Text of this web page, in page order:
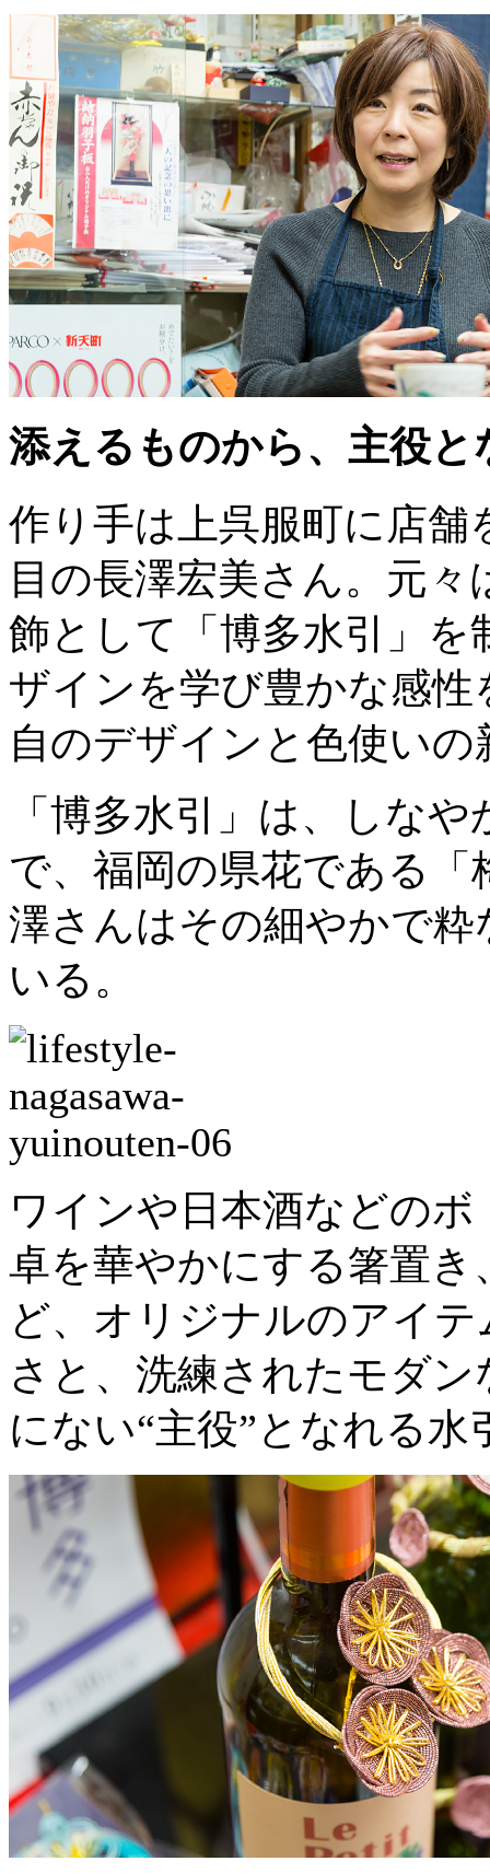
添えるものから、主役と
作り手は上呉服町に店舗
目の長澤宏美さん。元
飾として「博多水引」
ザインを学び豊かな感
自のデザインと色使い
「博多水引」は、しな
で、福岡の県花である
澤さんはその細やかで
いる。
ワインや日本酒などの
卓を華やかにする箸置
ど、オリジナルのアイ
さと、洗練されたモダ
にない“主役”となれる水